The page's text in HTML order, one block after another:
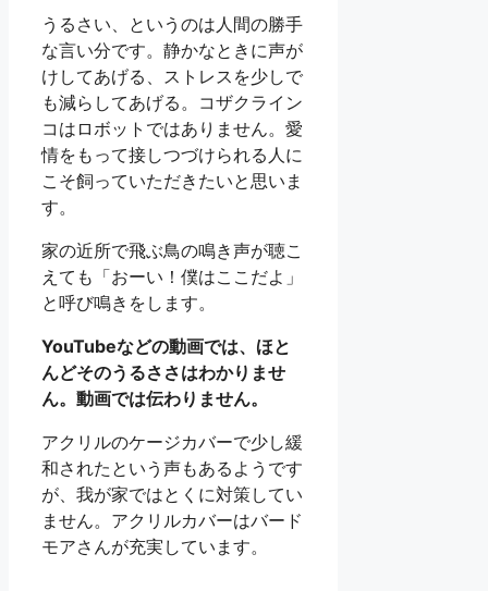
うるさい、というのは人間の勝手
な言い分です。静かなときに声が
けしてあげる、ストレスを少しで
も減らしてあげる。コザクライン
コはロボットではありません。愛
情をもって接しつづけられる人に
こそ飼っていただきたいと思いま
す。
家の近所で飛ぶ鳥の鳴き声が聴こ
えても「おーい！僕はここだよ」
と呼び鳴きをします。
YouTubeなどの動画では、ほと
んどそのうるささはわかりませ
ん。動画では伝わりません。
アクリルのケージカバーで少し緩
和されたという声もあるようです
が、我が家ではとくに対策してい
ません。アクリルカバーはバード
モアさんが充実しています。